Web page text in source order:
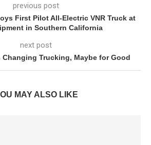
previous post
First Pilot All-Electric VNR Truck at
in Southern California
next post
Changing Trucking, Maybe for Good
MAY ALSO LIKE